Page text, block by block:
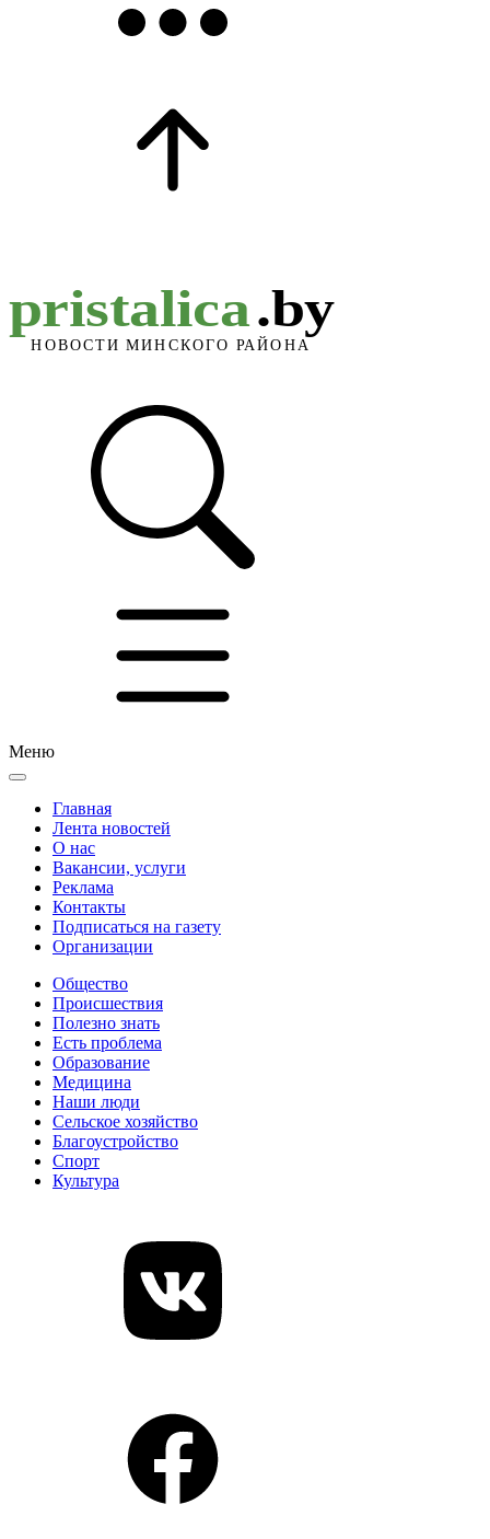
Меню
Главная
Лента новостей
О нас
Вакансии, услуги
Реклама
Контакты
Подписаться на газету
Организации
Общество
Происшествия
Полезно знать
Есть проблема
Образование
Медицина
Наши люди
Сельское хозяйство
Благоустройство
Спорт
Культура